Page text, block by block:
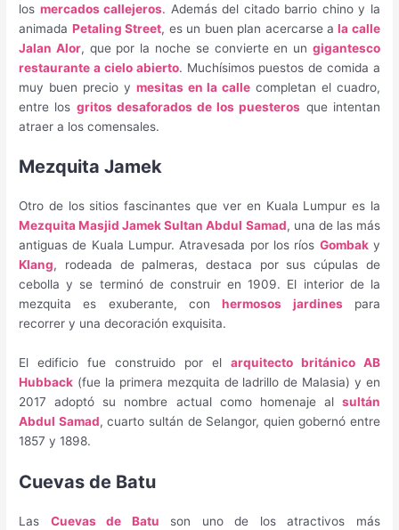
los mercados callejeros. Además del citado barrio chino y la
animada Petaling Street, es un buen plan acercarse ala calle
Jalan Alor, que por la noche se convierte en un gigantesco
restaurante a cielo abierto. Muchísimos puestos de comida a
muy buen precio y mesitas en la calle completan el cuadro,
entre los gritos desaforados de los puesteros que intentan
atraer a los comensales.
Mezquita Jamek
Otro de los sitios fascinantes que ver en Kuala Lumpur es la
Mezquita Masjid Jamek Sultan Abdul Samad, una de las más
antiguas de Kuala Lumpur. Atravesada por los ríos Gombaky
Klang, rodeada de palmeras, destaca por sus cúpulas de
cebolla y se terminó de construir en 1909. El interior de la
mezquita es exuberante, conhermosos jardinespara
recorrer y una decoración exquisita.
El edificio fue construido por el arquitecto británico AB
Hubback (fue la primera mezquita de ladrillo de Malasia) y en
2017 adoptó su nombre actual como homenaje al sultán
Abdul Samad, cuarto sultán de Selangor, quien gobernó entre
1857 y 1898.
Cuevas de Batu
Las Cuevas de Batu son uno de los atractivos más